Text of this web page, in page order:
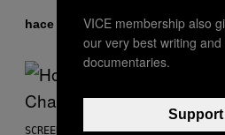
hace 8 horasPorCaleb Catlin
SCREENSHOT: EPIC GAMES
VICE membership also
our very best writing
documentaries.
Support